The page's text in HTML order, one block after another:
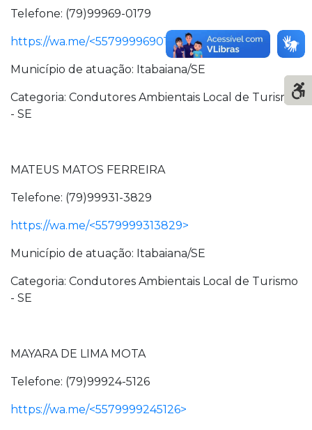
Telefone: (79)99969-0179
https://wa.me/<5579999690179>
Município de atuação: Itabaiana/SE
Categoria: Condutores Ambientais Local de Turismo
- SE
MATEUS MATOS FERREIRA
Telefone: (79)99931-3829
https://wa.me/<5579999313829>
Município de atuação: Itabaiana/SE
Categoria: Condutores Ambientais Local de Turismo
- SE
MAYARA DE LIMA MOTA
Telefone: (79)99924-5126
https://wa.me/<5579999245126>